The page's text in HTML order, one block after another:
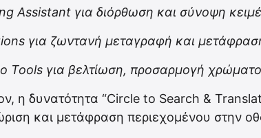
Assistant για διόρθωση και σύνοψη
για ζωντανή μεταγραφή και
Tools για βελτίωση, προσαρμογή
η δυνατότητα “Circle to Search &
και μετάφραση περιεχομένου στην